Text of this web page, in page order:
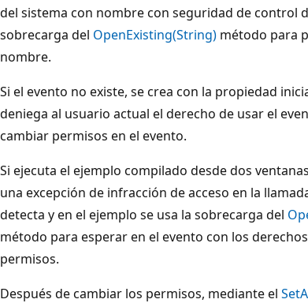
del sistema con nombre con seguridad de control
sobrecarga del OpenExisting(String) método para
nombre.
Si el evento no existe, se crea con la propiedad
deniega al usuario actual el derecho de usar el
cambiar permisos en el evento.
Si ejecuta el ejemplo compilado desde dos
una excepción de infracción de acceso en la
detecta y en el ejemplo se usa la sobrecarga del
método para esperar en el evento con los
permisos.
Después de cambiar los permisos, mediante el